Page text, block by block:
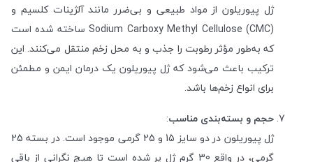
ژل پیوریلون از مواد طبیعی و بی‌ضرر مانند آلژینات کلسیم و
Sodium Carboxy Methyl Cellulose (CMC) ساخته شده است
که به‌طور مؤثر رطوبت را جذب و به محل زخم منتقل می‌کنند. این
ترکیب باعث می‌شود که ژل پیوریلون یک درمان ایمن و مطمئن
برای انواع زخم‌ها باشد.
حجم و بسته‌بندی مناسب:
ژل پیوریلون در دو سایز 15 و 25 گرمی موجود است. در بسته 25
گرمی، در واقع 30 گرم ژل پر شده است تا هیچ نگرانی از باقی